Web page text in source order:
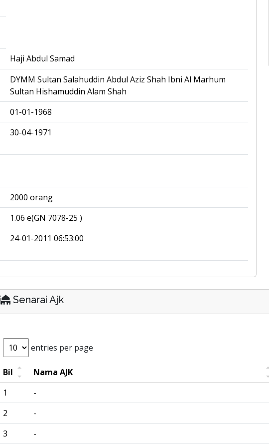
Haji Abdul Samad
DYMM Sultan Salahuddin Abdul Aziz Shah Ibni Al Marhum
Sultan Hishamuddin Alam Shah
01-01-1968
30-04-1971
2000 orang
1.06 e(GN 7078-25 )
24-01-2011 06:53:00
Senarai Ajk
entries per page
Bil Nama AJK
1
-
2
-
3
-